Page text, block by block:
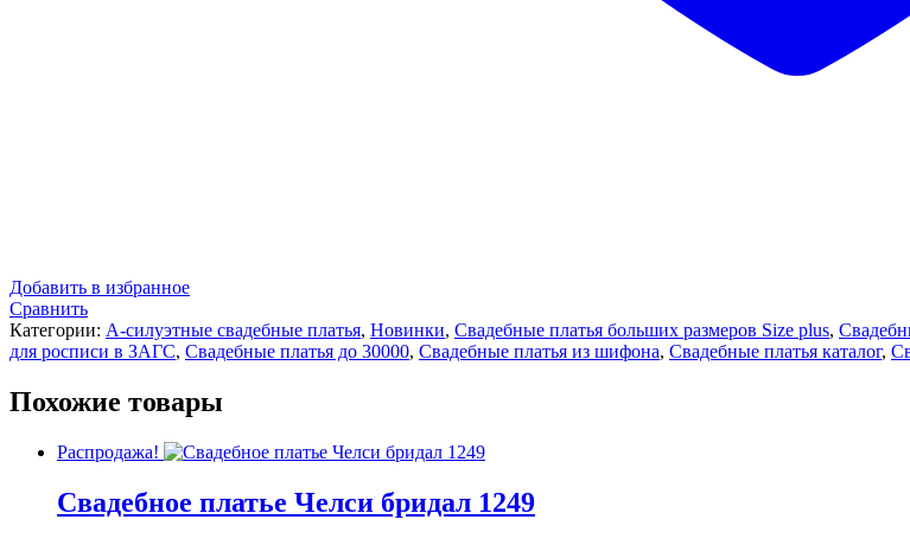
Добавить в избранное
Сравнить
Категории: А-силуэтные свадебные платья, Новинки, Свадебные платья больших размеров Size plus,
для росписи в ЗАГС, Свадебные платья до 30000, Свадебные платья из шифона, Свадебные платья каталог,
Похожие товары
Распродажа!
Свадебное платье Челси бридал 1249